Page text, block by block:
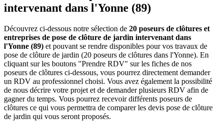
intervenant dans l'Yonne (89)
Découvrez ci-dessous notre sélection de 20 poseurs de clôtures et
entreprises de pose de clôture de jardin intervenant dans
l'Yonne (89) et pouvant se rendre disponibles pour vos travaux de
pose de clôture de jardin (20 poseurs de clôtures dans l'Yonne). En
cliquant sur les boutons "Prendre RDV" sur les fiches de nos
poseurs de clôtures ci-dessous, vous pourrez directement demander
un RDV au professionnel choisi. Vous avez également la possibilité
de nous décrire votre projet et de demander plusieurs RDV afin de
gagner du temps. Vous pourrez recevoir différents poseurs de
clôtures ce qui vous permettra de comparer les devis pose de clôture
de jardin qui vous seront proposés.